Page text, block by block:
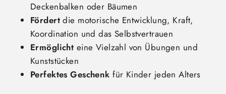
Deckenbalken oder Bäumen
Fördertdie motorische Entwicklung, Kraft,
Koordination und das Selbstvertrauen
Ermöglicht eine Vielzahl von Übungen und
Kunststücken
Perfektes Geschenk für Kinder jeden Alters